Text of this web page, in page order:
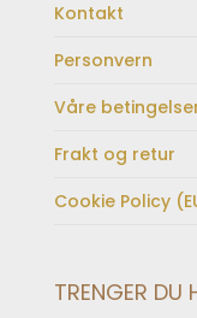
Kontakt
Personvern
Våre
Frakt og retur
Cookie Policy
TRENGER DU